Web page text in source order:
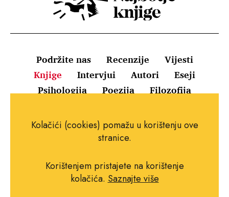
Podržite nas Recenzije
Vijesti
Knjige
Intervjui Autori
Eseji
Psihologija
Poezija Filozofija
Uvjeti korištenja
Pravila o kolačićima
Impressum
Kolačići (cookies) pomažu u korištenju ove
stranice.
Korištenjem pristajete na korištenje
kolačića. Saznajte više